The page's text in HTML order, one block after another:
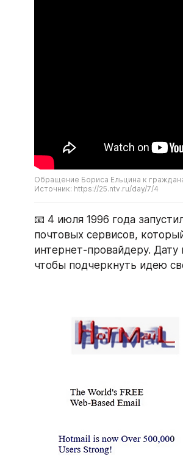
Обращение Бориса Ельцина к
Источник: https://25.ntv.ru/day/7/4
📧 4 июля 1996 года
почтовых сервисов,
интернет-провайдеру.
чтобы подчеркнуть идею